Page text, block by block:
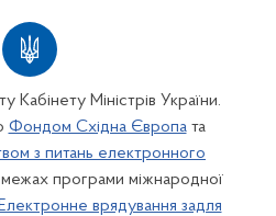
Кабінету Міністрів України.
Фондом Східна Європата
з питань електронного
програми міжнародної
врядування задля